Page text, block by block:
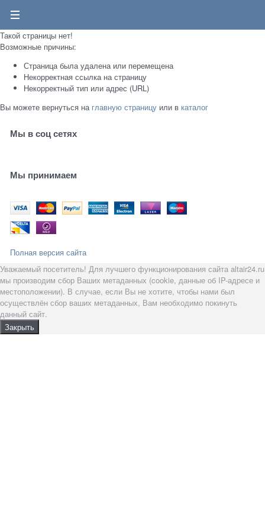
Такой страницы нет!
Возможные причины:
Страница была удалена или перемещена
Некорректная ссылка на страницу
Некорректный тип или адрес (URL)
Вы можете вернуться на главную страницу или в каталог
Мы в соц сетях
Мы принимаем
Полная версия сайта
Уважаемый посетитель! Для лучшего функционирования сайта altair24.ru
мы производим сбор Ваших метаданных (cookie, данные об IP-адресе и
местоположении). В случае, если Вы не хотите, чтобы нами был
осуществлён сбор ваших метаданных, Вам необходимо покинуть
данный сайт.
Закрыть